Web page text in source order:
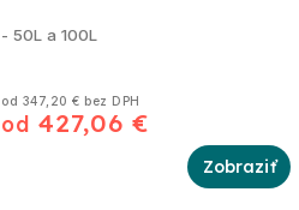
od 347,20 € bez DPH
od 427,06 €
- 50L a 100L